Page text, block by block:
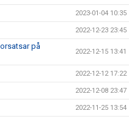
2023-01-04 10:35
2022-12-23 23:45
på
2022-12-15 13:41
2022-12-12 17:22
2022-12-08 23:47
2022-11-25 13:54